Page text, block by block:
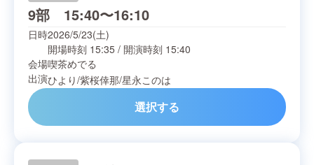
9部 15:40〜16:10
日時2026/5/23(土)
開場時刻 15:35 / 開演時刻 15:40
会場喫茶めでる
出演ひより/紫桜倖那/星永このは
選択する